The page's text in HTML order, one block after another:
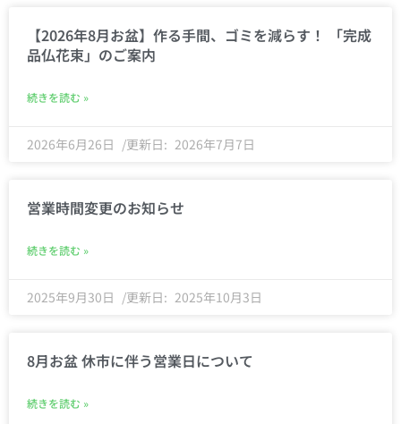
【2026年8月お盆】作る手間、ゴミを減らす！ 「完成
品仏花束」のご案内
続きを読む »
2026年6月26日 2026年7月7日
営業時間変更のお知らせ
続きを読む »
2025年9月30日 2025年10月3日
8月お盆 休市に伴う営業日について
続きを読む »